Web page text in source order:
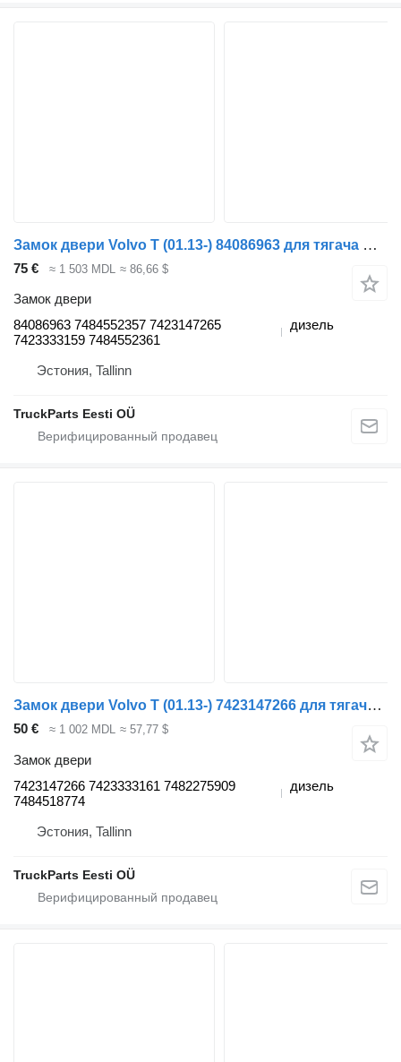
Замок двери Volvo T (01.13-) 84086963 для тягача Renault T (2013-)
75 € ≈ 1 503 MDL ≈ 86,66 $
Замок двери
84086963 7484552357 7423147265
7423333159 7484552361
дизель
Эстония, Tallinn
TruckParts Eesti OÜ
Замок двери Volvo T (01.13-) 7423147266 для тягача Renault T (2013-)
50 € ≈ 1 002 MDL ≈ 57,77 $
Замок двери
7423147266 7423333161 7482275909
7484518774
дизель
Эстония, Tallinn
TruckParts Eesti OÜ